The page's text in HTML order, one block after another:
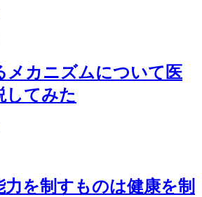
メカニズムについて医
してみた
力を制すものは健康を制